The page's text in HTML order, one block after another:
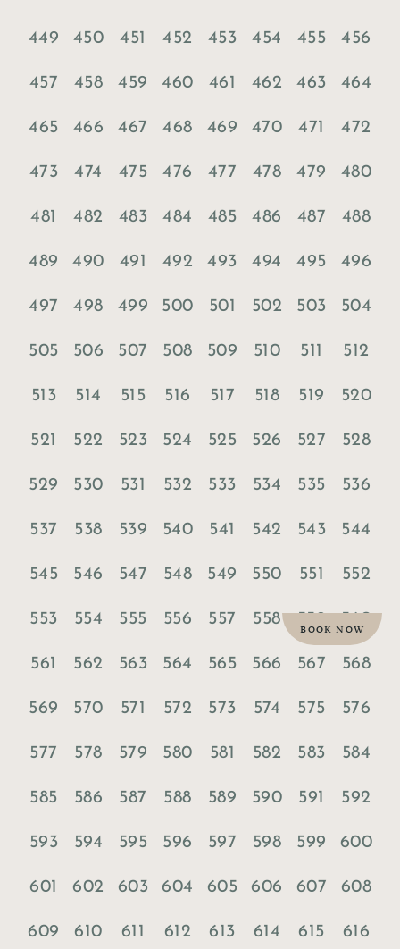
BOOK NOW
449 450 451 452 453 454 455 456
457 458 459 460 461 462 463 464
465 466 467 468 469 470 471 472
473 474 475 476 477 478 479 480
481 482 483 484 485 486 487 488
489 490 491 492 493 494 495 496
497 498 499 500 501 502 503 504
505 506 507 508 509 510 511 512
513 514 515 516 517 518 519 520
521 522 523 524 525 526 527 528
529 530 531 532 533 534 535 536
537 538 539 540 541 542 543 544
545 546 547 548 549 550 551 552
553 554 555 556 557 558
561 562 563 564 565 566 567 568
569 570 571 572 573 574 575 576
577 578 579 580 581 582 583 584
585 586 587 588 589 590 591 592
593 594 595 596 597 598 599 600
601 602 603 604 605 606 607 608
609 610 611 612 613 614 615 616